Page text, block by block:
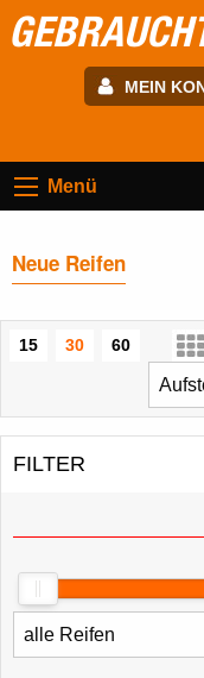
MEIN
Passwort:
Menü
Neue Reifen
15 30
60
FILTER